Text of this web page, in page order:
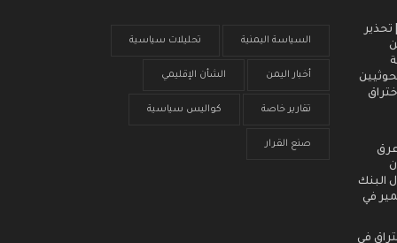
انذار مبكر (3) | تحذير
البنك
في
في
السياسة اليمنية تحليلات سياسية
أخبار اليمن الشأن الإقليمي
تقارير خاصة كواليس سياسية
صنع القرار